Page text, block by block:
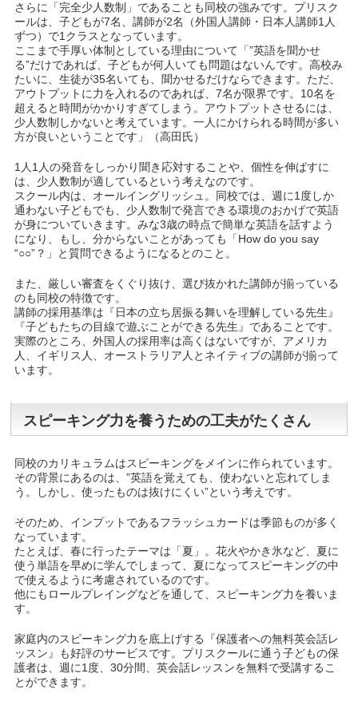
さらに「完全少人数制」であることも同校の強みです。プリスク
ールは、子どもが7名、講師が2名（外国人講師・日本人講師1人
ずつ）で1クラスとなっています。
ここまで手厚い体制としている理由について「”英語を聞かせ
る”だけであれば、子どもが何人いても問題はないんです。高校み
たいに、生徒が35名いても、聞かせるだけならできます。ただ、
アウトプットに力を入れるのであれば、7名が限界です。10名を
超えると時間がかかりすぎてしまう。アウトプットさせるには、
少人数制しかないと考えています。一人にかけられる時間が多い
方が良いということです」（高田氏）
1人1人の発音をしっかり聞き応対することや、個性を伸ばすに
は、少人数制が適しているという考えなのです。
スクール内は、オールイングリッシュ。同校では、週に1度しか
通わない子どもでも、少人数制で発言できる環境のおかげで英語
が身についていきます。みな3歳の時点で簡単な英語を話すよう
になり、もし、分からないことがあっても「How do you say
“○○”？」と質問できるようになるとのこと。
また、厳しい審査をくぐり抜け、選び抜かれた講師が揃っている
のも同校の特徴です。
講師の採用基準は『日本の立ち居振る舞いを理解している先生』
『子どもたちの目線で遊ぶことができる先生』であることです。
実際のところ、外国人の採用率は高くはないですが、アメリカ
人、イギリス人、オーストラリア人とネイティブの講師が揃って
います。
スピーキング力を養うための工夫がたくさん
同校のカリキュラムはスピーキングをメインに作られています。
その背景にあるのは、”英語を覚えても、使わないと忘れてしま
う。しかし、使ったものは抜けにくい”という考えです。
そのため、インプットであるフラッシュカードは季節ものが多く
なっています。
たとえば、春に行ったテーマは「夏」。花火やかき氷など、夏に
使う単語を早めに学んでしまって、夏になってスピーキングの中
で使えるように考慮されているのです。
他にもロールプレイングなどを通して、スピーキング力を養いま
す。
家庭内のスピーキング力を底上げする『保護者への無料英会話レ
ッスン』も好評のサービスです。プリスクールに通う子どもの保
護者は、週に1度、30分間、英会話レッスンを無料で受講するこ
とができます。